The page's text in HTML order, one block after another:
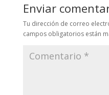
Enviar
Tu dirección de correo
campos obligatorios están